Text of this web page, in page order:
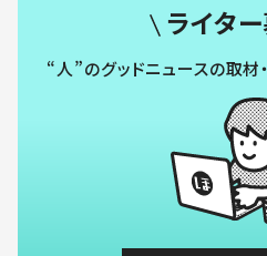
ライター
“人”のグッドニュースの取材